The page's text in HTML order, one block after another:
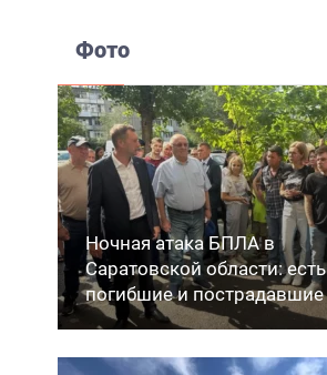
Фото
Ночная атака БПЛА в
Саратовской области: есть
погибшие и пострадавшие